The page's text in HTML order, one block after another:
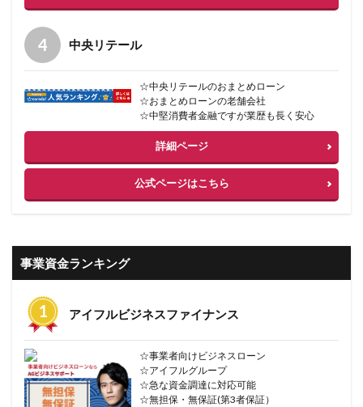
中央リテール
☆中央リテールのおまとめローン
☆おまとめローンの老舗会社
☆中堅消費者金融ですが業歴も長く安心
詳細ページ
公式ページはこちら
事業資金ランキング
アイフルビジネスファイナンス
☆事業者向けビジネスローン
☆アイフルグループ
☆急な資金調達に対応可能
☆無担保・無保証(第3者保証）